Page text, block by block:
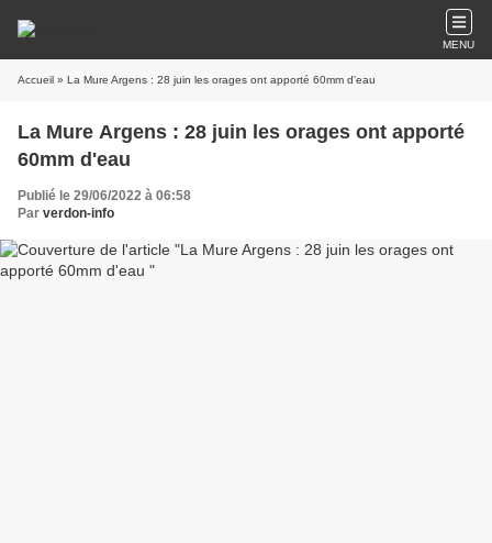
MENU
Accueil » La Mure Argens : 28 juin les orages ont apporté 60mm d'eau
La Mure Argens : 28 juin les orages ont apporté
60mm d'eau
Publié le 29/06/2022 à 06:58
Par verdon-info